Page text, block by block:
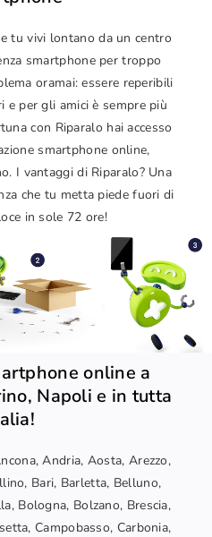
tu vivi lontano da un centro
smartphone per troppo
oramai: essere reperibili
e per gli amici è sempre più
con Riparalo hai accesso
smartphone online,
I vantaggi di Riparalo? Una
che tu metta piede fuori di
in sole 72 ore!
online a
Napoli e in tutta
Andria, Aosta, Arezzo,
Bari, Barletta, Belluno,
Bologna, Bolzano, Brescia,
Campobasso, Carbonia,